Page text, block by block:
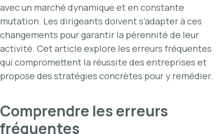
avec un marché dynamique et en constante
mutation. Les dirigeants doivent s’adapter à ces
changements pour garantir la pérennité de leur
activité. Cet article explore les erreurs fréquentes
qui compromettent la réussite des entreprises et
propose des stratégies concrètes pour y remédier.
Comprendre les erreurs
fréquentes